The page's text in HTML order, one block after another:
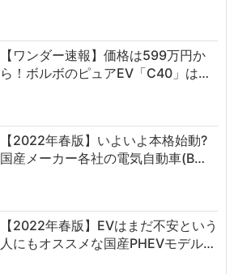
【ワンダー速報】価格は599万円か
ら！ボルボのピュアEV「C40」は…
【2022年春版】いよいよ本格始動?
国産メーカー各社の電気自動車(B…
【2022年春版】EVはまだ不安という
人にもオススメな国産PHEVモデル…